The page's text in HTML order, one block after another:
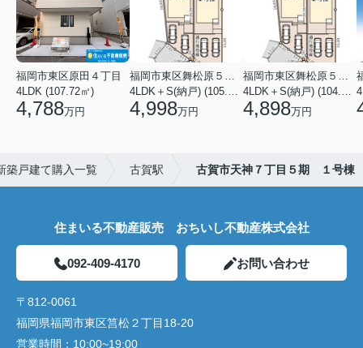
福岡市東区原田４丁目
4LDK (107.72㎡)
4,788万円
福岡市東区舞松原５丁目
4LDK＋S(納戸) (105.70㎡)
4,998万円
福岡市東区舞松原５丁目
4LDK＋S(納戸) (104.08㎡)
4,898万円
築戸建て購入一覧 古賀駅 古賀市天神７丁目５期 １号棟
住まいる不動産販売 おちいし不動産株式会社
092-409-4170 お問い合わせ
〒812-0061
福岡県福岡市東区筥松２丁目18-20
営業時間： 10:00~19:00